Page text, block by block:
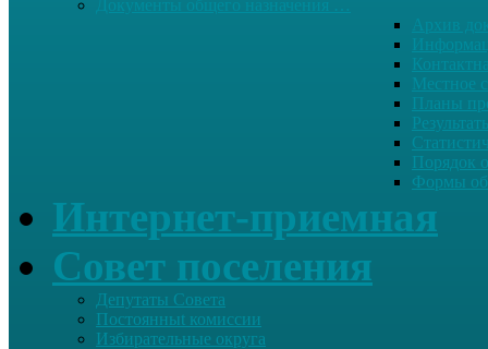
Архив
Местное
Планы
Порядок
Формы
Интернет-приемная
Совет поселения
Депутаты Совета
Постоянныt комиссии
Избирательные округа